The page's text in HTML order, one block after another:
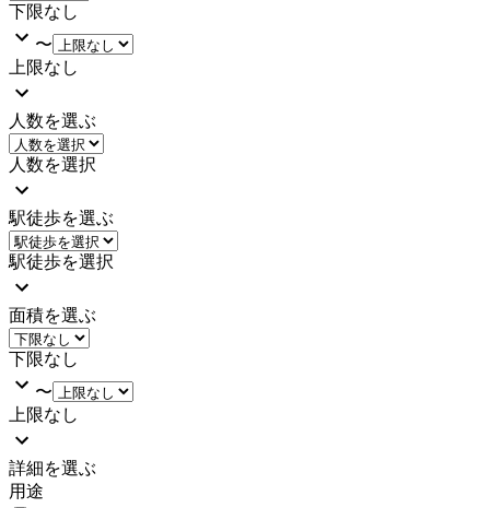
下限なし
〜
上限なし
人数を選ぶ
人数を選択
駅徒歩を選ぶ
駅徒歩を選択
面積を選ぶ
下限なし
〜
上限なし
詳細を選ぶ
用途